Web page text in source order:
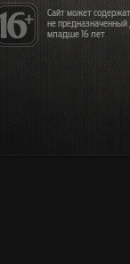
Сайт может
не
младше 16 лет